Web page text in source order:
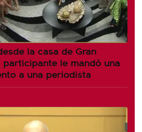
la casa de Gran
participante le mandó una
a una periodista